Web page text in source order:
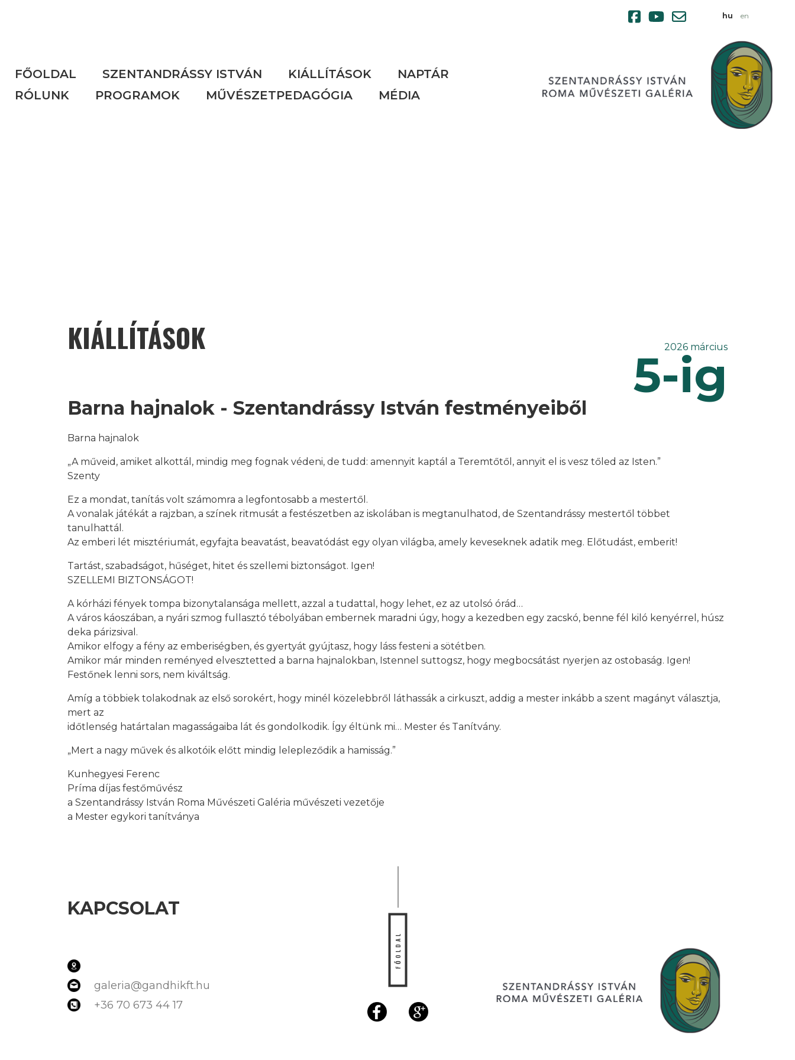
hu en
FŐOLDAL SZENTANDRÁSSY ISTVÁN KIÁLLÍTÁSOK
NAPTÁR
RÓLUNK
PROGRAMOK MŰVÉSZETPEDAGÓGIA MÉDIA
KIÁLLÍTÁSOK 2026 március
5-ig
Barna hajnalok - Szentandrássy István festményeiből
Barna hajnalok
„A műveid, amiket alkottál, mindig meg fognak védeni, de tudd: amennyit kaptál a Teremtőtől, annyit el is vesz tőled az Isten.”
Szenty
Ez a mondat, tanítás volt számomra a legfontosabb a mestertől.
A vonalak játékát a rajzban, a színek ritmusát a festészetben az iskolában is megtanulhatod, de Szentandrássy mestertől többet
tanulhattál.
Az emberi lét misztériumát, egyfajta beavatást, beavatódást egy olyan világba, amely keveseknek adatik meg. Előtudást, emberit!
Tartást, szabadságot, hűséget, hitet és szellemi biztonságot. Igen!
SZELLEMI BIZTONSÁGOT!
A kórházi fények tompa bizonytalansága mellett, azzal a tudattal, hogy lehet, ez az utolsó órád…
A város káoszában, a nyári szmog fullasztó tébolyában embernek maradni úgy, hogy a kezedben egy zacskó, benne fél kiló kenyérrel, húsz
deka párizsival.
Amikor elfogy a fény az emberiségben, és gyertyát gyújtasz, hogy láss festeni a sötétben.
Amikor már minden reményed elvesztetted a barna hajnalokban, Istennel suttogsz, hogy megbocsátást nyerjen az ostobaság. Igen!
Festőnek lenni sors, nem kiváltság.
Amíg a többiek tolakodnak az első sorokért, hogy minél közelebbről láthassák a cirkuszt, addig a mester inkább a szent magányt választja,
mert az
időtlenség határtalan magasságaiba lát és gondolkodik. Így éltünk mi… Mester és Tanítvány.
„Mert a nagy művek és alkotóik előtt mindig lelepleződik a hamisság.”
Kunhegyesi Ferenc
Príma díjas festőművész
a Szentandrássy István Roma Művészeti Galéria művészeti vezetője
a Mester egykori tanítványa
KAPCSOLAT
galeria@gandhikft.hu
+36 70 673 44 17
FŐOLDAL